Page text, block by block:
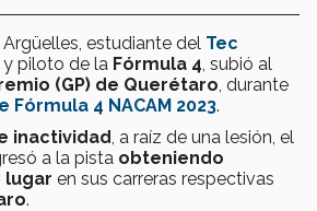
estudiante del Tec
y piloto de la Fórmula 4 , subió al
(GP) de Querétaro , durante
Fórmula 4 NACAM 2023.
inactividad , a raíz de una lesión, el
a la pista obteniendo
lugar en sus carreras respectivas
.